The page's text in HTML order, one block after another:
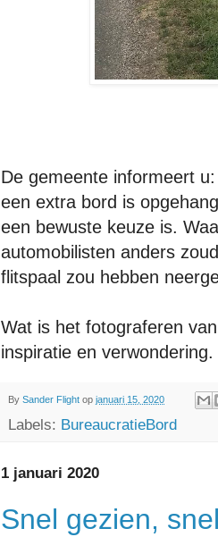
De gemeente informeert
een extra bord is
een bewuste keuze is.
automobilisten anders
flitspaal zou hebben
Wat is het fotograferen
inspiratie en
By Sander Flight op januari 15, 2020
Labels: BureaucratieBord
1 januari 2020
Snel gezien,